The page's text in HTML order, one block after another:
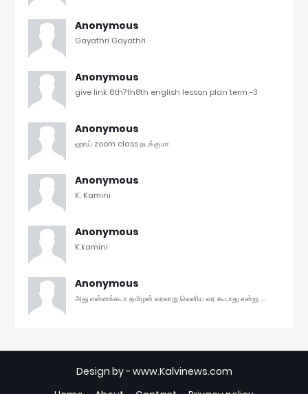
Anonymous
Gayathri Gayathri
Anonymous
give link 6th7th8th english lesson plan term -3
Anonymous
ஹாய் zoom class நடக்குமா
Anonymous
K. Kamini
Anonymous
K.kamini
Anonymous
அது என்னங்கடா தமிழன் வரலாறு வெளிய வர கூடாது என்று ...
Design by - www.Kalvinews.com